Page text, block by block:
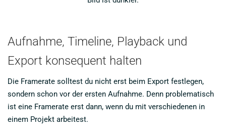
Aufnahme, Timeline, Playback und
Export konsequent halten
Die Framerate solltest du nicht erst beim Export festlegen,
sondern schon vor der ersten Aufnahme. Denn problematisch
ist eine Framerate erst dann, wenn du mit verschiedenen in
einem Projekt arbeitest.